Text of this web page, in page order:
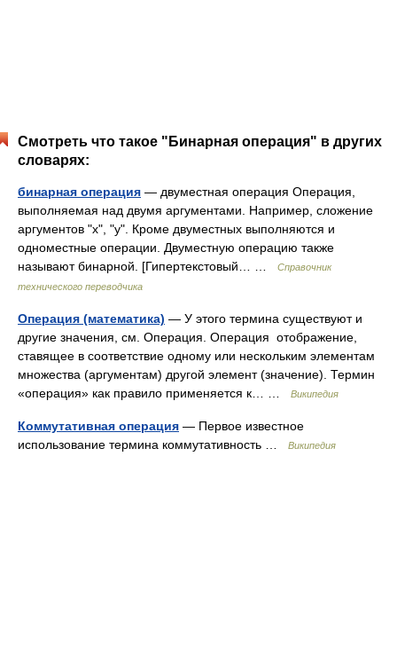
Смотреть что такое "Бинарная операция" в других
словарях:
бинарная операция — двуместная операция Операция,
выполняемая над двумя аргументами. Например, сложение
аргументов "х", "у". Кроме двуместных выполняются и
одноместные операции. Двуместную операцию также
называют бинарной. [Гипертекстовый… …
Справочник
технического переводчика
Операция (математика) — У этого термина существуют и
другие значения, см. Операция. Операция отображение,
ставящее в соответствие одному или нескольким элементам
множества (аргументам) другой элемент (значение). Термин
«операция» как правило применяется к… …
Википедия
Коммутативная операция — Первое известное
использование термина коммутативность …
Википедия